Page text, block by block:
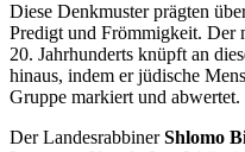
Diese Denkmuster prägten
Predigt und Frömmigkeit. Der
20. Jahrhunderts knüpft an
hinaus, indem er jüdische
Gruppe markiert und abwertet.
Der LandesrabbinerShlomo